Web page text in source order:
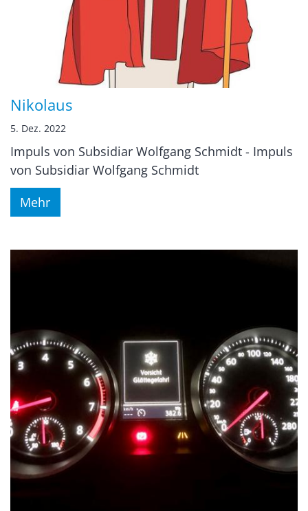
Nikolaus
5. Dez. 2022
Impuls von Subsidiar Wolfgang Schmidt - Impuls
von Subsidiar Wolfgang Schmidt
Mehr